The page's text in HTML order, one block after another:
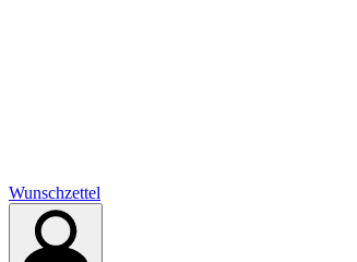
Wunschzettel